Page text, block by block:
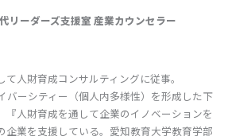
リーダーズ支援室 産業カウンセラー
人財育成コンサルティングに従事。
バーシティー（個人内多様性）を形成した下
『人財育成を通して企業のイノベーションを
企業を支援している。愛知教育大学教育学部